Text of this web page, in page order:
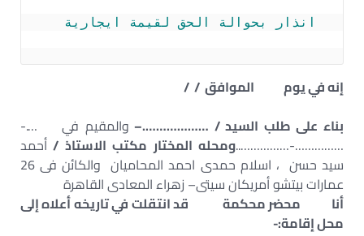
إنه في يوم الموافق / /
بناء على طلب السيد / ……………….– والمقيم في ….-
……………-……………..ومحله المختار مكتب الاستاذ / أحمد
سيد حسن ، اسلام حمدى احمد المحاميان والكائن فى 26
عمارات بيتشو أمريكان سيتى– زهراء المعادى القاهرة
أنا محضر محكمة قد انتقلت في تاريخه أعلاه إلى
محل إقامة:-